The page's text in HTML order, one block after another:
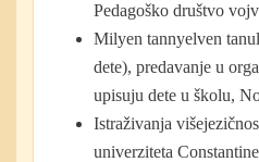
Pedagoško društvo
Milyen tannyelven
dete), predavanje u
upisuju dete u školu,
Istraživanja
univerziteta